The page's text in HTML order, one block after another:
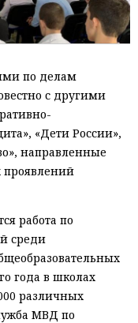
по делам
с другими
«Дети России»,
направленные
проявлений
работа по
среди
года в школах
различных
МВД по